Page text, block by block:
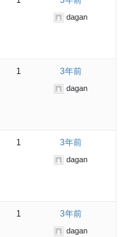
dagan
1 3年前
dagan
1 3年前
dagan
1 3年前
dagan